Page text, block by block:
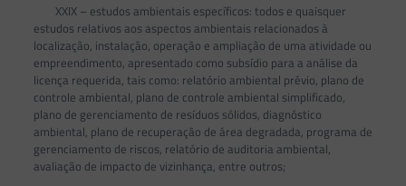
XXIX – estudos ambientais específicos: todos e quaisquer
estudos relativos aos aspectos ambientais relacionados à
localização, instalação, operação e ampliação de uma atividade ou
empreendimento, apresentado como subsídio para a análise da
licença requerida, tais como: relatório ambiental prévio, plano de
controle ambiental, plano de controle ambiental simplificado,
plano de gerenciamento de resíduos sólidos, diagnóstico
ambiental, plano de recuperação de área degradada, programa de
gerenciamento de riscos, relatório de auditoria ambiental,
avaliação de impacto de vizinhança, entre outros;